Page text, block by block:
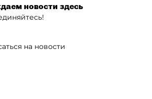
новости здесь
на новости